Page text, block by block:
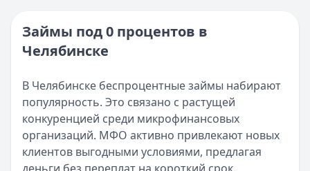
Категория:МФО и микрозаймы
Читать статью
Возврат переплаты в «Займере»: актуальная
Кратко:Разбираем, как вернуть переплату или
Категория:МФО
Читать новость
Срочный микрозайм 15 000 ₽ на карту: свежая
Кратко:Нужны 15 000 рублей на карту прямо сегодня?
Опубликовано:5 декабря 2025 г.
Категория: МФО
Займы под 0 процентов в
Челябинске
В Челябинске беспроцентные займы набирают
популярность. Это связано с растущей
конкуренцией среди микрофинансовых
организаций. МФО активно привлекают новых
клиентов выгодными условиями, предлагая